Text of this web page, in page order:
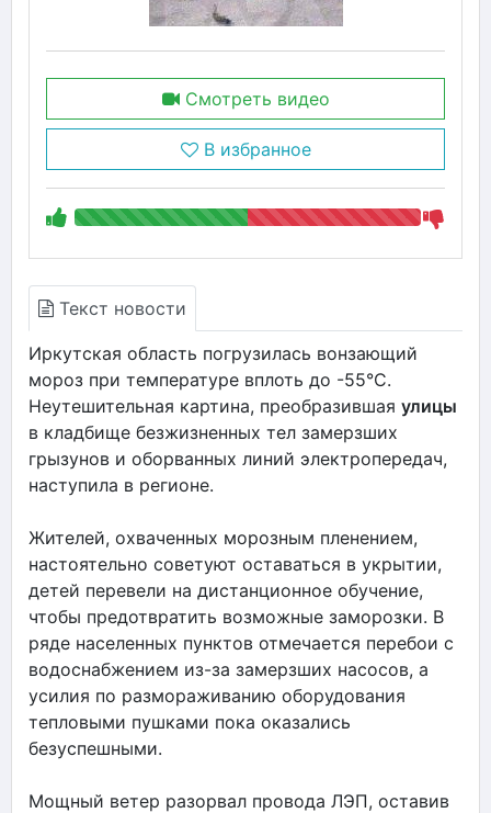
Смотреть видео
В избранное
Текст новости
Иркутская область погрузилась вонзающий
мороз при температуре вплоть до -55°C.
Неутешительная картина, преобразившая улицы
в кладбище безжизненных тел замерзших
грызунов и оборванных линий электропередач,
наступила в регионе.
Жителей, охваченных морозным пленением,
настоятельно советуют оставаться в укрытии,
детей перевели на дистанционное обучение,
чтобы предотвратить возможные заморозки. В
ряде населенных пунктов отмечается перебои с
водоснабжением из-за замерзших насосов, а
усилия по размораживанию оборудования
тепловыми пушками пока оказались
безуспешными.
Мощный ветер разорвал провода ЛЭП, оставив